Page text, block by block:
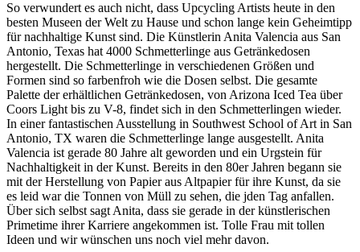
So verwundert es auch nicht, dass Upcycling Artists heute in den
besten Museen der Welt zu Hause und schon lange kein Geheimtipp
für nachhaltige Kunst sind. Die Künstlerin Anita Valencia aus San
Antonio, Texas hat 4000 Schmetterlinge aus Getränkedosen
hergestellt. Die Schmetterlinge in verschiedenen Größen und
Formen sind so farbenfroh wie die Dosen selbst. Die gesamte
Palette der erhältlichen Getränkedosen, von Arizona Iced Tea über
Coors Light bis zu V-8, findet sich in den Schmetterlingen wieder.
In einer fantastischen Ausstellung in Southwest School of Art in San
Antonio, TX waren die Schmetterlinge lange ausgestellt. Anita
Valencia ist gerade 80 Jahre alt geworden und ein Urgstein für
Nachhaltigkeit in der Kunst. Bereits in den 80er Jahren begann sie
mit der Herstellung von Papier aus Altpapier für ihre Kunst, da sie
es leid war die Tonnen von Müll zu sehen, die jden Tag anfallen.
Über sich selbst sagt Anita, dass sie gerade in der künstlerischen
Primetime ihrer Karriere angekommen ist. Tolle Frau mit tollen
Ideen und wir wünschen uns noch viel mehr davon.